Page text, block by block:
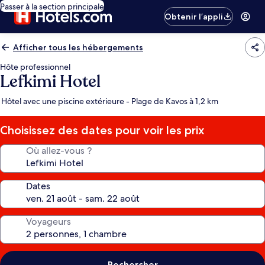
Passer à la section principale
Obtenir l’appli
Afficher tous les hébergements
Hôte professionnel
Lefkimi Hotel
Hôtel avec une piscine extérieure - Plage de Kavos à 1,2 km
Choisissez des dates pour voir les prix
Où allez-vous ?
Dates
Voyageurs